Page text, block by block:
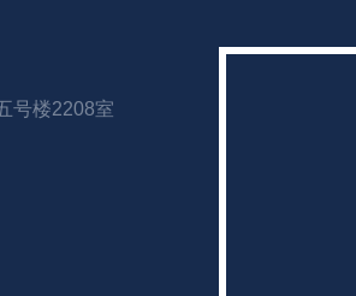
号楼2208室